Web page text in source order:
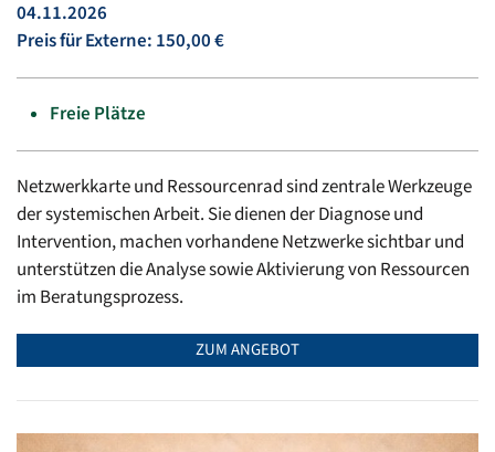
04.11.2026
Preis für Externe: 150,00 €
Freie Plätze
Netzwerkkarte und Ressourcenrad sind zentrale Werkzeuge
der systemischen Arbeit. Sie dienen der Diagnose und
Intervention, machen vorhandene Netzwerke sichtbar und
unterstützen die Analyse sowie Aktivierung von Ressourcen
im Beratungsprozess.
ZUM ANGEBOT